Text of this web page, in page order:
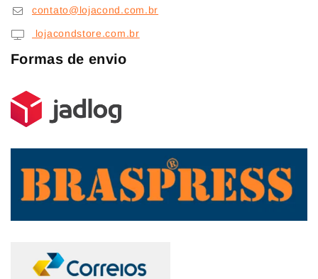
contato@lojacond.com.br
lojacondstore.com.br
Formas de envio